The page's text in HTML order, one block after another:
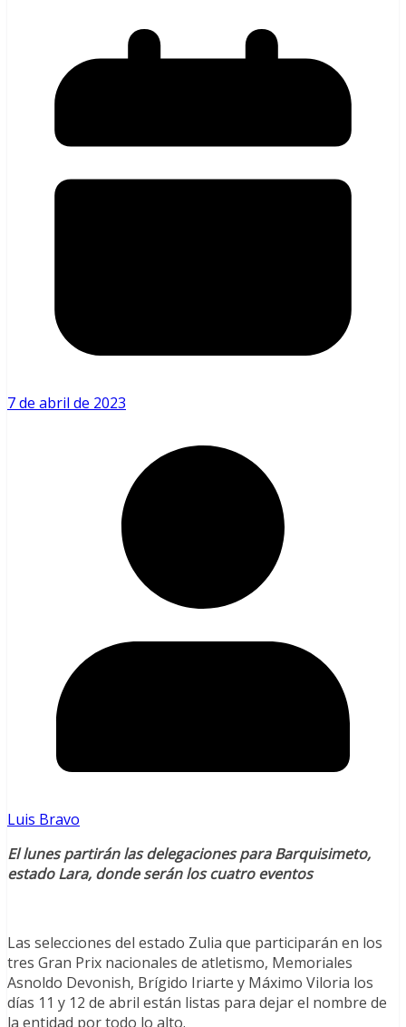
7 de abril de 2023
Luis Bravo
El lunes partirán las delegaciones para Barquisimeto,
estado Lara, donde serán los cuatro eventos
Las selecciones del estado Zulia que participarán en los
tres Gran Prix nacionales de atletismo, Memoriales
Asnoldo Devonish, Brígido Iriarte y Máximo Viloria los
días 11 y 12 de abril están listas para dejar el nombre de
la entidad por todo lo alto.